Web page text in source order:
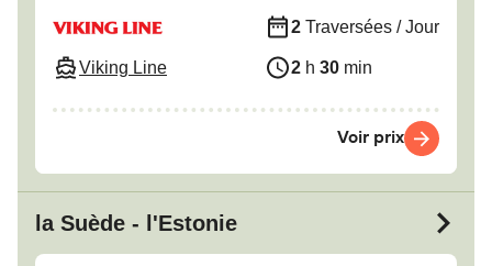
Viking Line
2 Traversées / Jour
2 h 30 min
Voir prix
la Suède - l'Estonie